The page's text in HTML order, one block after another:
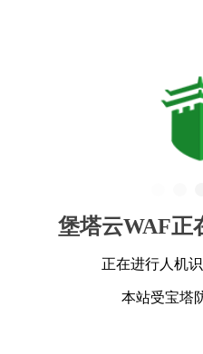
堡塔云WAF正
正在进行人机
本站受宝塔